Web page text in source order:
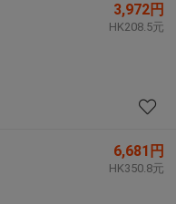
3,972円
HK208.5元
6,681円
HK350.8元